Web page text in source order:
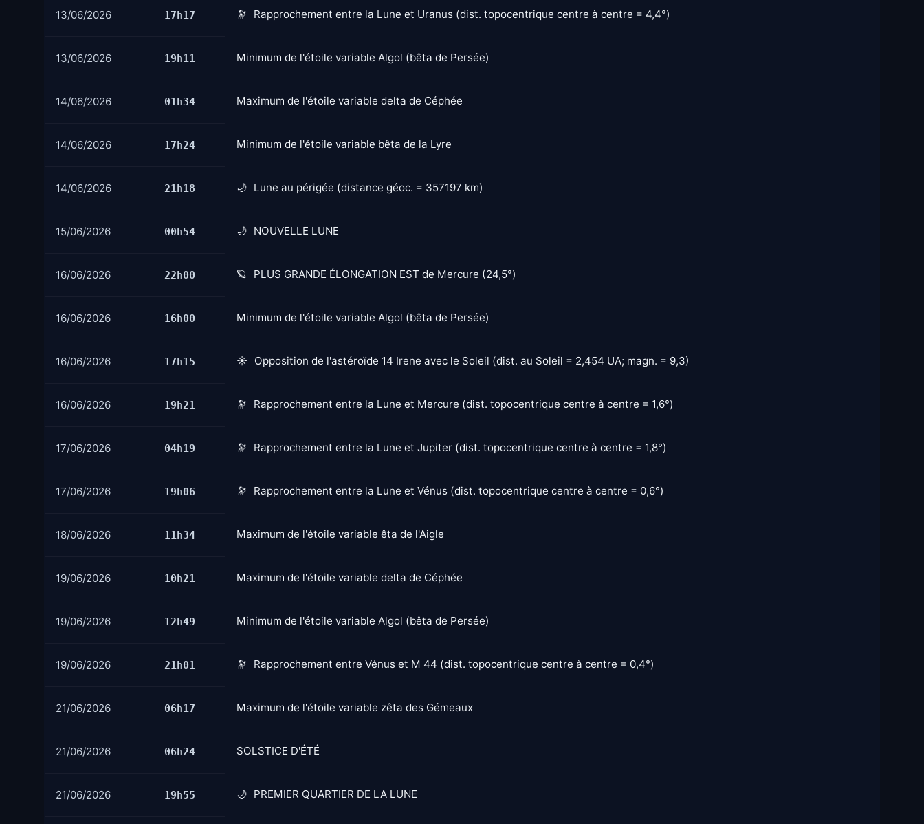
13/06/2026 17h17 Rapprochement entre la Lune et Uranus (dist. topocentrique centre à centre = 4,4°)
13/06/2026 19h11 Minimum de l'étoile variable Algol (bêta de Persée)
14/06/2026 01h34 Maximum de l'étoile variable delta de Céphée
14/06/2026 17h24 Minimum de l'étoile variable bêta de la Lyre
14/06/2026 21h18 Lune au périgée (distance géoc. = 357197 km)
15/06/2026 00h54 NOUVELLE LUNE
16/06/2026 22h00 PLUS GRANDE ÉLONGATION EST de Mercure (24,5°)
16/06/2026 16h00 Minimum de l'étoile variable Algol (bêta de Persée)
16/06/2026 17h15 Opposition de l'astéroïde 14 Irene avec le Soleil (dist. au Soleil = 2,454 UA; magn. = 9,3)
16/06/2026 19h21 Rapprochement entre la Lune et Mercure (dist. topocentrique centre à centre = 1,6°)
17/06/2026 04h19 Rapprochement entre la Lune et Jupiter (dist. topocentrique centre à centre = 1,8°)
17/06/2026 19h06 Rapprochement entre la Lune et Vénus (dist. topocentrique centre à centre = 0,6°)
18/06/2026 11h34 Maximum de l'étoile variable êta de l'Aigle
19/06/2026 10h21 Maximum de l'étoile variable delta de Céphée
19/06/2026 12h49 Minimum de l'étoile variable Algol (bêta de Persée)
19/06/2026 21h01 Rapprochement entre Vénus et M 44 (dist. topocentrique centre à centre = 0,4°)
21/06/2026 06h17 Maximum de l'étoile variable zêta des Gémeaux
21/06/2026 06h24 SOLSTICE D'ÉTÉ
21/06/2026 19h55 PREMIER QUARTIER DE LA LUNE